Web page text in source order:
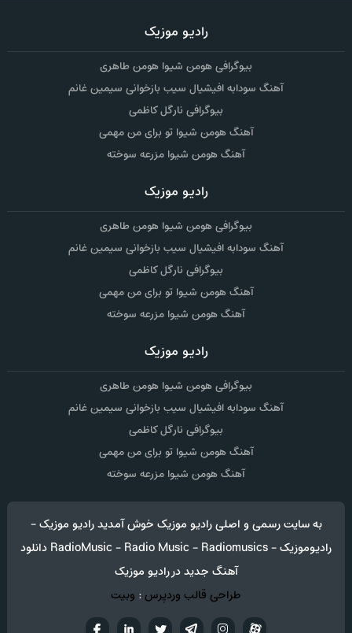
رادیو موزیک
بیوگرافی هومن شیوا هومن طاهری
آهنگ سودابه افیشیال سیب بازخوانی سیمین غانم
بیوگرافی نارگل کاظمی
آهنگ هومن شیوا تو برای من مهمی
آهنگ هومن شیوا مزرعه سوخته
رادیو موزیک
بیوگرافی هومن شیوا هومن طاهری
آهنگ سودابه افیشیال سیب بازخوانی سیمین غانم
بیوگرافی نارگل کاظمی
آهنگ هومن شیوا تو برای من مهمی
آهنگ هومن شیوا مزرعه سوخته
رادیو موزیک
بیوگرافی هومن شیوا هومن طاهری
آهنگ سودابه افیشیال سیب بازخوانی سیمین غانم
بیوگرافی نارگل کاظمی
آهنگ هومن شیوا تو برای من مهمی
آهنگ هومن شیوا مزرعه سوخته
به سایت رسمی و اصلی رادیو موزیک خوش آمدید رادیو موزیک -
رادیوموزیک - RadioMusic - Radio Music - Radiomusics دانلود
آهنگ جدید در رادیو موزیک
طراحی قالب وردپرس: وبیت
تويترتلگراماینستاگرام آپارات